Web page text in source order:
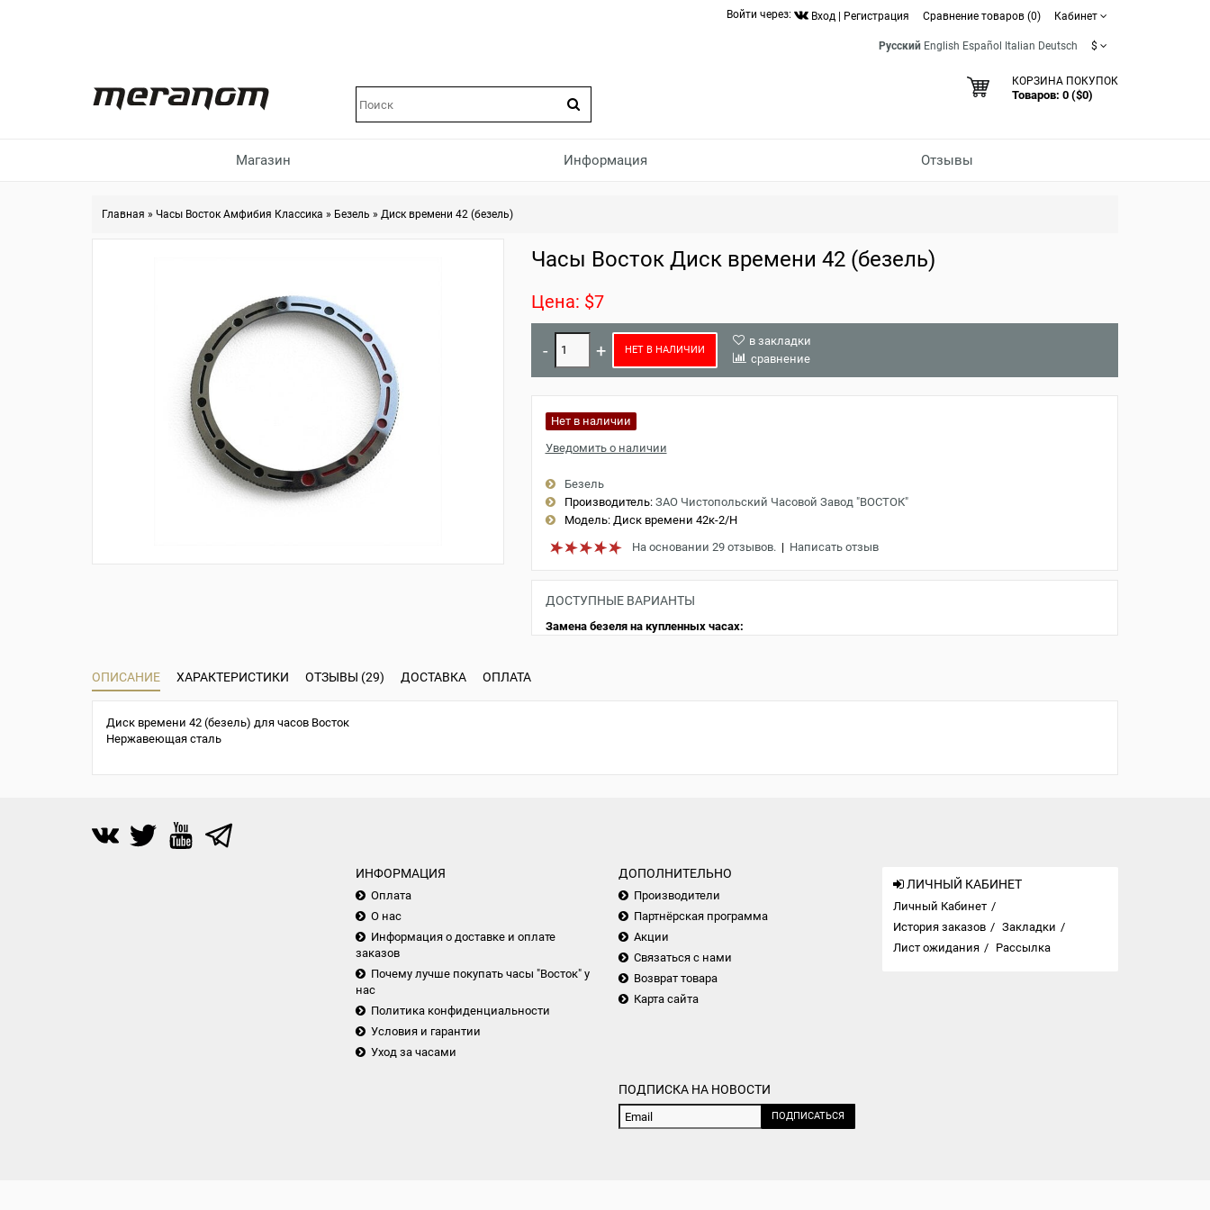
Войти через: Вход Регистрация Сравнение товаров (0) Кабинет
Русский English Español Italian Deutsch $
КОРЗИНА ПОКУПОК
Товаров: 0 ($0)
Магазин Информация Отзывы
Главная » Часы Восток Амфибия Классика » Безель » Диск времени 42 (безель)
Часы Восток Диск времени 42 (безель)
Цена: $7
НЕТ В НАЛИЧИИ
в закладки
сравнение
Нет в наличии
Уведомить о наличии
Безель
Производитель: ЗАО Чистопольский Часовой Завод "ВОСТОК"
Модель:Диск времени 42к-2/Н
На основании 29 отзывов.| Написать отзыв
ДОСТУПНЫЕ ВАРИАНТЫ
Замена безеля на купленных часах:
ОПИСАНИЕ ХАРАКТЕРИСТИКИ ОТЗЫВЫ (29) ДОСТАВКА ОПЛАТА
Диск времени 42 (безель) для часов Восток
Нержавеющая сталь
ИНФОРМАЦИЯ
Оплата
О нас
Информация о доставке и оплате
заказов
Почему лучше покупать часы "Восток" у
нас
Политика конфиденциальности
Условия и гарантии
Уход за часами
ДОПОЛНИТЕЛЬНО
Производители
Партнёрская программа
Акции
Связаться с нами
Возврат товара
Карта сайта
ПОДПИСКА НА НОВОСТИ
ПОДПИСАТЬСЯ
ЛИЧНЫЙ КАБИНЕТ
Личный Кабинет
История заказов
Закладки
Лист ожидания
Рассылка